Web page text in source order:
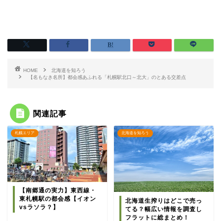
HOME
北海道を知ろう
【名もなき名所】都会感あふれる「札幌駅北口～北大」のとある交差点
関連記事
札幌エリア
【南郷通の実力】東西線・
東札幌駅の都会感【イオン
vsラソラ？】
北海道を知ろう
北海道生搾りはどこで売っ
てる？幅広い情報を調査し
フラットに総まとめ！